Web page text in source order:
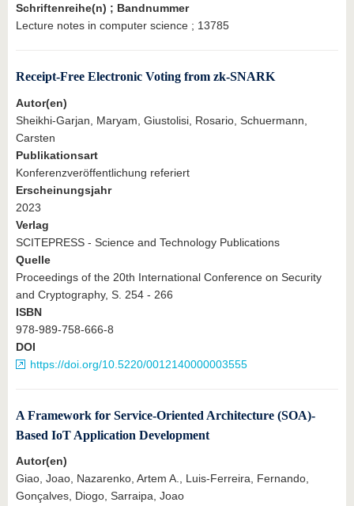
Schriftenreihe(n) ; Bandnummer
Lecture notes in computer science ; 13785
Receipt-Free Electronic Voting from zk-SNARK
Autor(en)
Sheikhi‐Garjan, Maryam, Giustolisi, Rosario, Schuermann,
Carsten
Publikationsart
Konferenzveröffentlichung referiert
Erscheinungsjahr
2023
Verlag
SCITEPRESS - Science and Technology Publications
Quelle
Proceedings of the 20th International Conference on Security
and Cryptography, S. 254 - 266
ISBN
978-989-758-666-8
DOI
https://doi.org/10.5220/0012140000003555
A Framework for Service-Oriented Architecture (SOA)-
Based IoT Application Development
Autor(en)
Giao, Joao, Nazarenko, Artem A., Luis-Ferreira, Fernando,
Gonçalves, Diogo, Sarraipa, Joao